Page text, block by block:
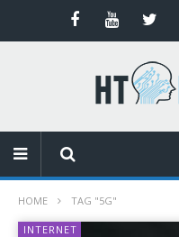
HOME TAG "5G"
INTERNET